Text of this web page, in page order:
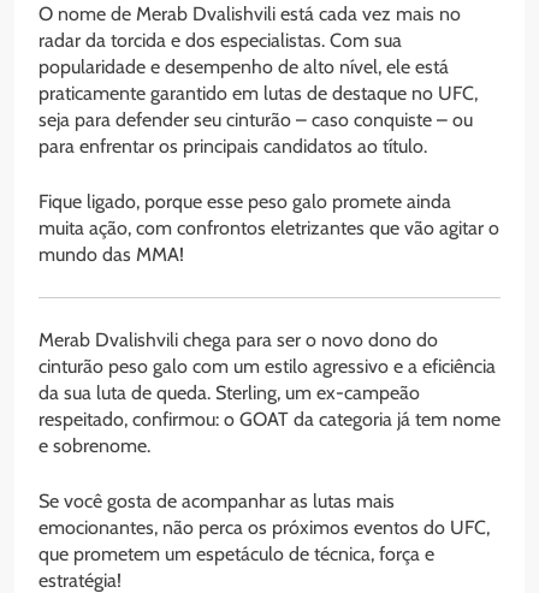
O nome de Merab Dvalishvili está cada vez mais no
radar da torcida e dos especialistas. Com sua
popularidade e desempenho de alto nível, ele está
praticamente garantido em lutas de destaque no UFC,
seja para defender seu cinturão – caso conquiste – ou
para enfrentar os principais candidatos ao título.
Fique ligado, porque esse peso galo promete ainda
muita ação, com confrontos eletrizantes que vão agitar o
mundo das MMA!
Merab Dvalishvili chega para ser o novo dono do
cinturão peso galo com um estilo agressivo e a eficiência
da sua luta de queda. Sterling, um ex-campeão
respeitado, confirmou: o GOAT da categoria já tem nome
e sobrenome.
Se você gosta de acompanhar as lutas mais
emocionantes, não perca os próximos eventos do UFC,
que prometem um espetáculo de técnica, força e
estratégia!